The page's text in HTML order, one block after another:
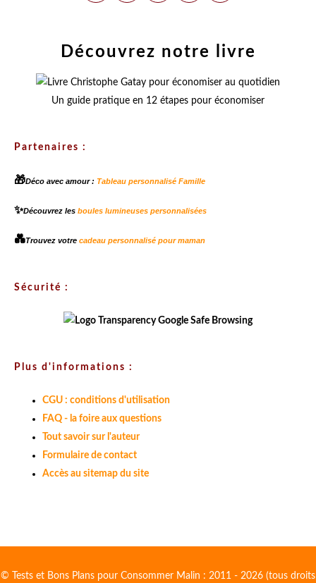
Découvrez notre livre
Un guide pratique en 12 étapes pour économiser
Partenaires :
🎁Déco avec amour : Tableau personnalisé Famille
✨Découvrez les boules lumineuses personnalisées
💑Trouvez votre cadeau personnalisé pour maman
Sécurité :
Plus d'informations :
CGU : conditions d'utilisation
FAQ - la foire aux questions
Tout savoir sur l'auteur
Formulaire de contact
Accès au sitemap du site
© Tests et Bons Plans pour Consommer Malin : 2011 - 2026 (tous droits